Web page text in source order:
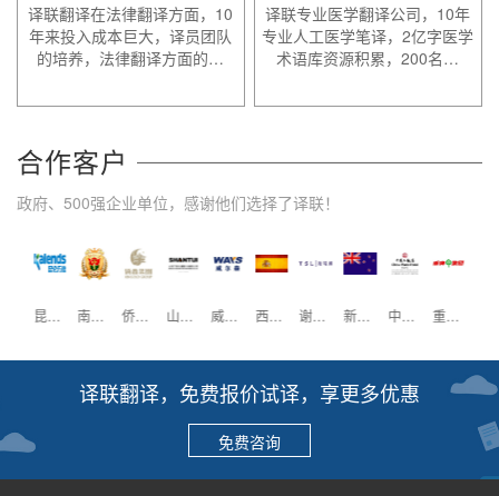
译联翻译在法律翻译方面，10
年来投入成本巨大，译员团队
的培养，法律翻译方面的…
译联专业医学翻译公司，10年
专业人工医学笔译，2亿字医学
术语库资源积累，200名…
合作客户
政府、500强企业单位，感谢他们选择了译联！
昆仑万维 威尔森 西班牙驻广州领事馆 谢瑞麟珠宝 新西兰驻广州领事馆
译联翻译，免费报价试译，享更多优惠
免费咨询